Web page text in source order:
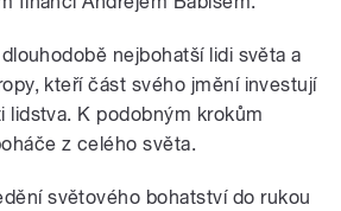
nejbohatší lidi světa a
kteří část svého jmění investují
lidstva. K podobným krokům
z celého světa.
světového bohatství do rukou